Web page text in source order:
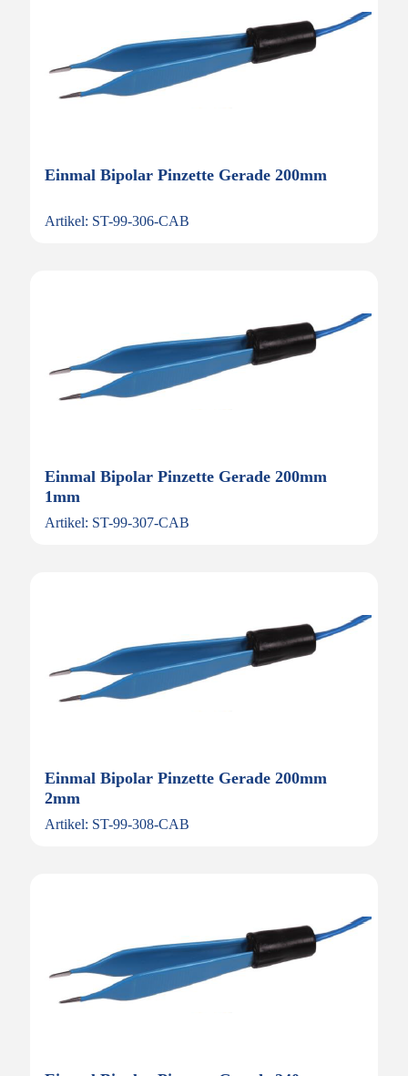
Einmal Bipolar Pinzette Gerade 200mm
Artikel: ST-99-306-CAB
Einmal Bipolar Pinzette Gerade 200mm
1mm
Artikel: ST-99-307-CAB
Einmal Bipolar Pinzette Gerade 200mm
2mm
Artikel: ST-99-308-CAB